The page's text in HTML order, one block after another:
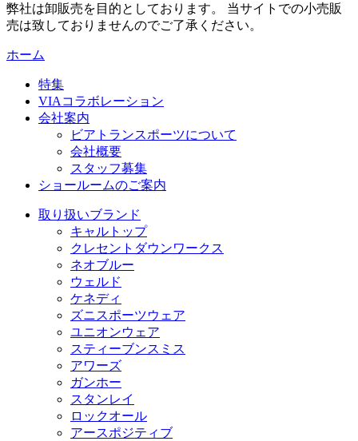
弊社は卸販売を目的としております。 当サイトでの小売販
売は致しておりませんのでご了承ください。
ホーム
特集
VIAコラボレーション
会社案内
ビアトランスポーツについて
会社概要
スタッフ募集
ショールームのご案内
取り扱いブランド
キャルトップ
クレセントダウンワークス
ネオブルー
ウェルド
ケネディ
ズニスポーツウェア
ユニオンウェア
スティーブンスミス
アワーズ
ガンホー
スタンレイ
ロックオール
アースポジティブ